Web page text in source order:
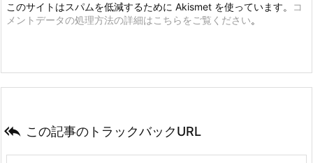
このサイトはスパムを低減するために Akismet を使っています。
コ
メントデータの処理方法の詳細はこちらをご覧ください。
 この記事のトラックバックURL